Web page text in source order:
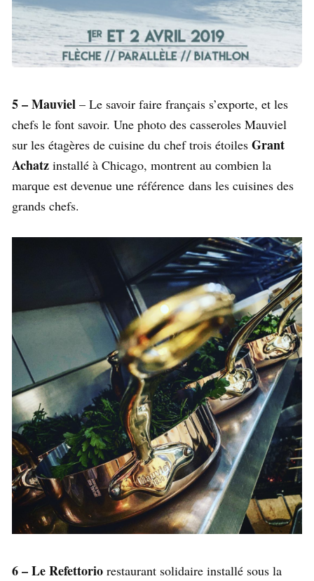
5 – Mauviel – Le savoir faire français s’exporte, et les
chefs le font savoir. Une photo des casseroles Mauviel
sur les étagères de cuisine du chef trois étoiles Grant
Achatz installé à Chicago, montrent au combien la
marque est devenue une référence dans les cuisines des
grands chefs.
6 – Le Refettorio restaurant solidaire installé sous la